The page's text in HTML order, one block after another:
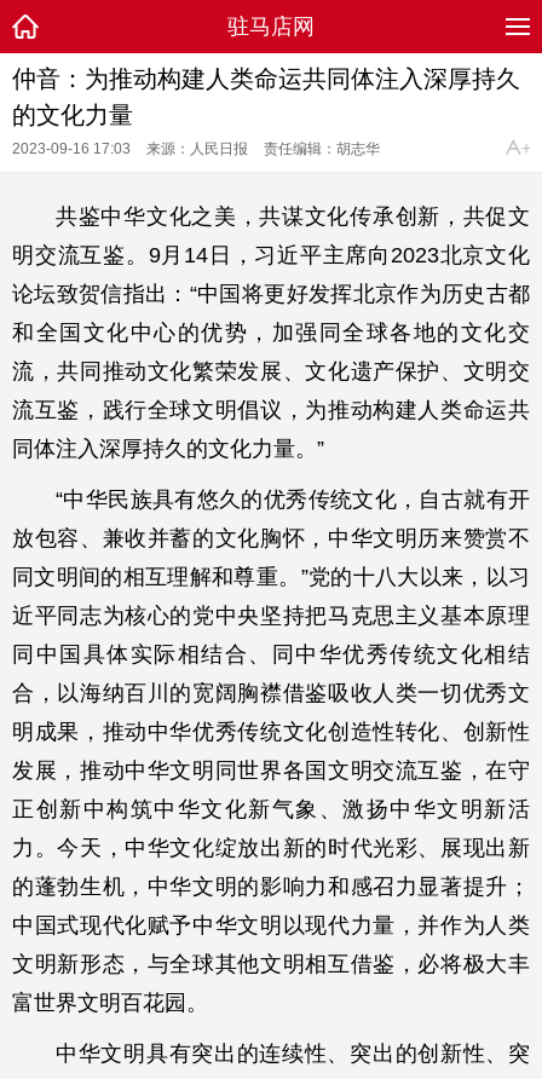
驻马店网
仲音：为推动构建人类命运共同体注入深厚持久
的文化力量
2023-09-16 17:03 来源：人民日报 责任编辑：胡志华
共鉴中华文化之美，共谋文化传承创新，共促文
明交流互鉴。9月14日，习近平主席向2023北京文化
论坛致贺信指出：“中国将更好发挥北京作为历史古都
和全国文化中心的优势，加强同全球各地的文化交
流，共同推动文化繁荣发展、文化遗产保护、文明交
流互鉴，践行全球文明倡议，为推动构建人类命运共
同体注入深厚持久的文化力量。”
“中华民族具有悠久的优秀传统文化，自古就有开
放包容、兼收并蓄的文化胸怀，中华文明历来赞赏不
同文明间的相互理解和尊重。”党的十八大以来，以习
近平同志为核心的党中央坚持把马克思主义基本原理
同中国具体实际相结合、同中华优秀传统文化相结
合，以海纳百川的宽阔胸襟借鉴吸收人类一切优秀文
明成果，推动中华优秀传统文化创造性转化、创新性
发展，推动中华文明同世界各国文明交流互鉴，在守
正创新中构筑中华文化新气象、激扬中华文明新活
力。今天，中华文化绽放出新的时代光彩、展现出新
的蓬勃生机，中华文明的影响力和感召力显著提升；
中国式现代化赋予中华文明以现代力量，并作为人类
文明新形态，与全球其他文明相互借鉴，必将极大丰
富世界文明百花园。
中华文明具有突出的连续性、突出的创新性、突